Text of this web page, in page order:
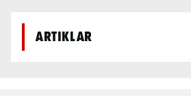
Artiklar